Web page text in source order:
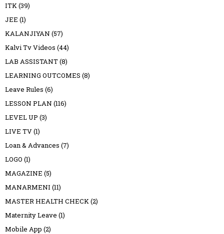
ITK(39)
JEE (1)
KALANJIYAN (57)
Kalvi Tv Videos (44)
LAB ASSISTANT(8)
LEARNING OUTCOMES (8)
Leave Rules (6)
LESSON PLAN (116)
LEVEL UP (3)
LIVE TV(1)
Loan & Advances (7)
LOGO (1)
MAGAZINE (5)
MANARMENI (11)
MASTER HEALTH CHECK(2)
Maternity Leave (1)
Mobile App (2)